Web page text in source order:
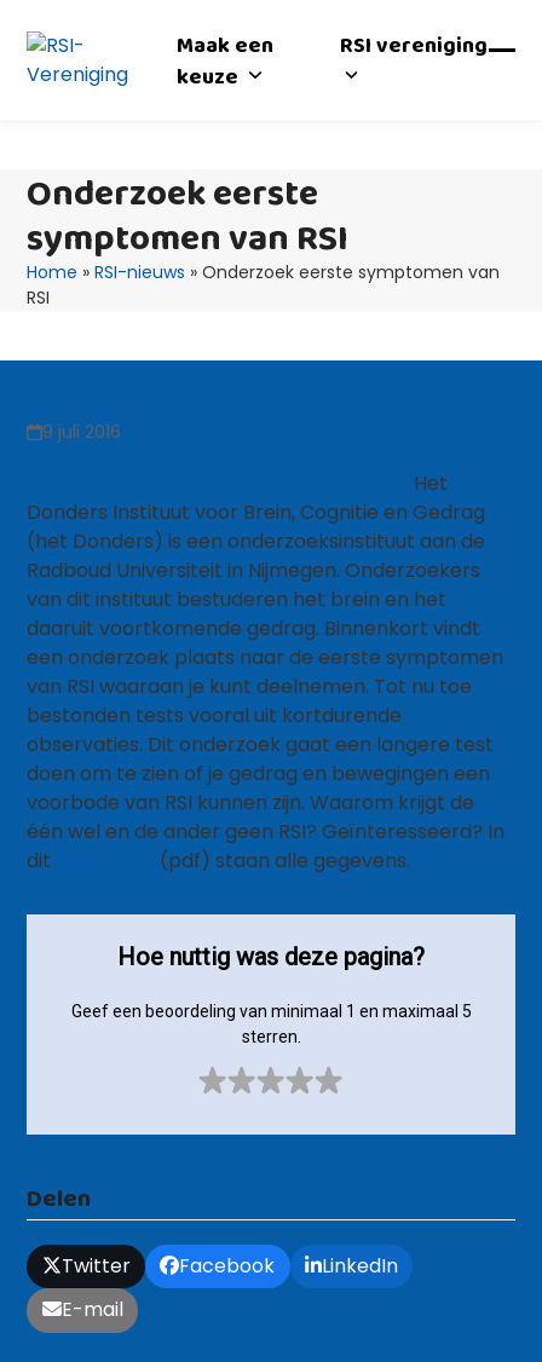
content
Maak een
keuze
RSI vereniging
Onderzoek eerste
symptomen van RSI
Home »RSI-nieuws »Onderzoek eerste symptomen van
RSI
9 juli 2016
Het
Donders Instituut voor Brein, Cognitie en Gedrag
(het Donders) is een onderzoeksinstituut aan de
Radboud Universiteit in Nijmegen. Onderzoekers
van dit instituut bestuderen het brein en het
daaruit voortkomende gedrag. Binnenkort vindt
een onderzoek plaats naar de eerste symptomen
van RSI waaraan je kunt deelnemen. Tot nu toe
bestonden tests vooral uit kortdurende
observaties. Dit onderzoek gaat een langere test
doen om te zien of je gedrag en bewegingen een
voorbode van RSI kunnen zijn. Waarom krijgt de
één wel en de ander geen RSI? Geïnteresseerd? In
dit
(pdf) staan alle gegevens.
Hoe nuttig was deze pagina?
Geef een beoordeling van minimaal 1 en maximaal 5
sterren.
Delen
Twitter Facebook
LinkedIn
E-mail